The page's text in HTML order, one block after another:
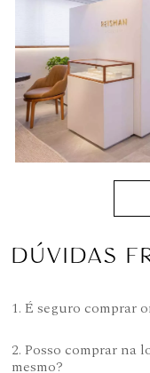
DÚVIDAS
1. É seguro comprar
2. Posso comprar na
mesmo?